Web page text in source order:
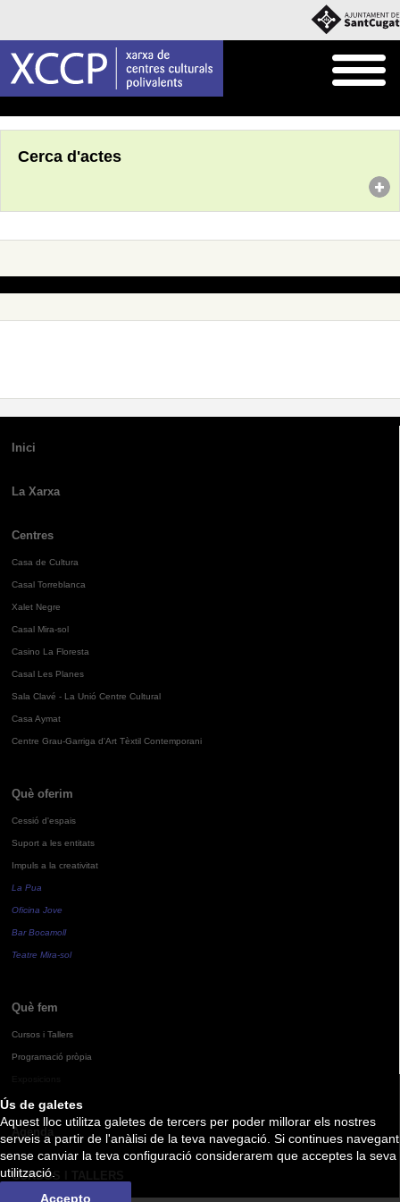
Ús de galetes
Aquest lloc utilitza galetes de tercers per poder millorar els nostres
serveis a partir de l'anàlisi de la teva navegació. Si continues navegant
sense canviar la teva configuració considerarem que acceptes la seva
utilització.
Accepto
Cerca d'actes
Inici
La Xarxa
Centres
Casa de Cultura
Casal Torreblanca
Xalet Negre
Casal Mira-sol
Casino La Floresta
Casal Les Planes
Sala Clavé - La Unió Centre Cultural
Casa Aymat
Centre Grau-Garriga d'Art Tèxtil Contemporani
Què oferim
Cessió d'espais
Suport a les entitats
Impuls a la creativitat
La Pua
Oficina Jove
Bar Bocamoll
Teatre Mira-sol
Què fem
Cursos i Tallers
Programació pròpia
Agenda
CURSOS I TALLERS